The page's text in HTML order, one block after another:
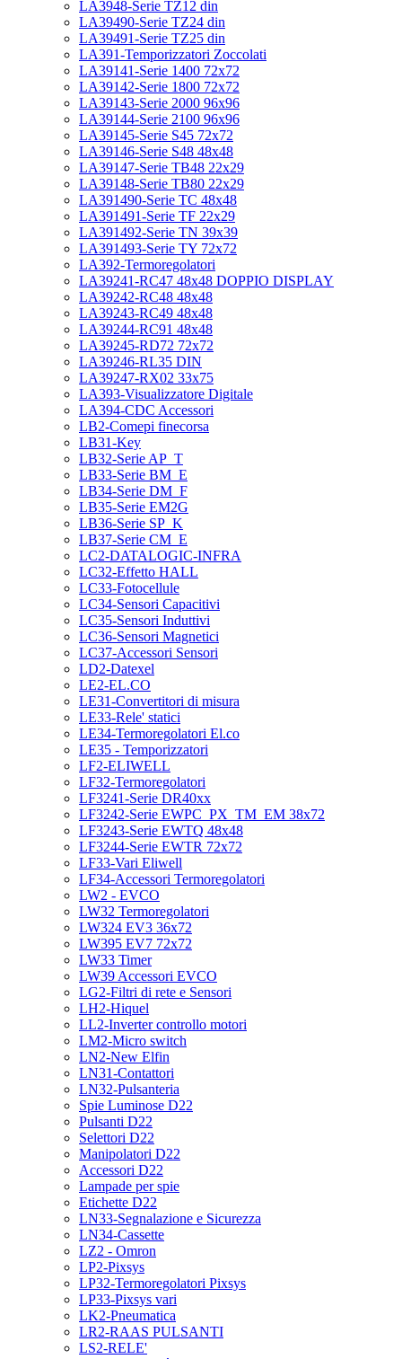
LA3948-Serie TZ12 din
LA39490-Serie TZ24 din
LA39491-Serie TZ25 din
LA391-Temporizzatori Zoccolati
LA39141-Serie 1400 72x72
LA39142-Serie 1800 72x72
LA39143-Serie 2000 96x96
LA39144-Serie 2100 96x96
LA39145-Serie S45 72x72
LA39146-Serie S48 48x48
LA39147-Serie TB48 22x29
LA39148-Serie TB80 22x29
LA391490-Serie TC 48x48
LA391491-Serie TF 22x29
LA391492-Serie TN 39x39
LA391493-Serie TY 72x72
LA392-Termoregolatori
LA39241-RC47 48x48 DOPPIO DISPLAY
LA39242-RC48 48x48
LA39243-RC49 48x48
LA39244-RC91 48x48
LA39245-RD72 72x72
LA39246-RL35 DIN
LA39247-RX02 33x75
LA393-Visualizzatore Digitale
LA394-CDC Accessori
LB2-Comepi finecorsa
LB31-Key
LB32-Serie AP_T
LB33-Serie BM_E
LB34-Serie DM_F
LB35-Serie EM2G
LB36-Serie SP_K
LB37-Serie CM_E
LC2-DATALOGIC-INFRA
LC32-Effetto HALL
LC33-Fotocellule
LC34-Sensori Capacitivi
LC35-Sensori Induttivi
LC36-Sensori Magnetici
LC37-Accessori Sensori
LD2-Datexel
LE2-EL.CO
LE31-Convertitori di misura
LE33-Rele' statici
LE34-Termoregolatori El.co
LE35 - Temporizzatori
LF2-ELIWELL
LF32-Termoregolatori
LF3241-Serie DR40xx
LF3242-Serie EWPC_PX_TM_EM 38x72
LF3243-Serie EWTQ 48x48
LF3244-Serie EWTR 72x72
LF33-Vari Eliwell
LF34-Accessori Termoregolatori
LW2 - EVCO
LW32 Termoregolatori
LW324 EV3 36x72
LW395 EV7 72x72
LW33 Timer
LW39 Accessori EVCO
LG2-Filtri di rete e Sensori
LH2-Hiquel
LL2-Inverter controllo motori
LM2-Micro switch
LN2-New Elfin
LN31-Contattori
LN32-Pulsanteria
Spie Luminose D22
Pulsanti D22
Selettori D22
Manipolatori D22
Accessori D22
Lampade per spie
Etichette D22
LN33-Segnalazione e Sicurezza
LN34-Cassette
LZ2 - Omron
LP2-Pixsys
LP32-Termoregolatori Pixsys
LP33-Pixsys vari
LK2-Pneumatica
LR2-RAAS PULSANTI
LS2-RELE'